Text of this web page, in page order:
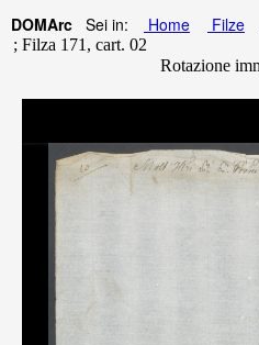
DOMArc Sei in: Home Filze
; Filza 171, cart. 02
Rotazione